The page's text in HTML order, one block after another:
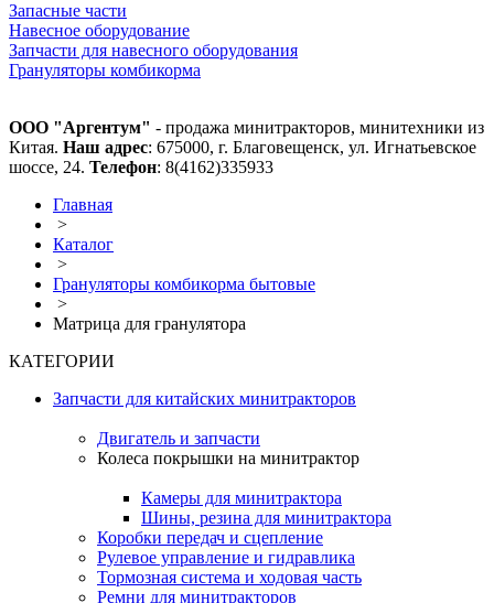
Запасные части
Навесное оборудование
Запчасти для навесного оборудования
Грануляторы комбикорма
ООО "Аргентум" - продажа минитракторов, минитехники из
Китая. Наш адрес: 675000, г. Благовещенск, ул. Игнатьевское
шоссе, 24. Телефон: 8(4162)335933
Главная
>
Каталог
>
Грануляторы комбикорма бытовые
>
Матрица для гранулятора
КАТЕГОРИИ
Запчасти для китайских минитракторов
Двигатель и запчасти
Колеса покрышки на минитрактор
Камеры для минитрактора
Шины, резина для минитрактора
Коробки передач и сцепление
Рулевое управление и гидравлика
Тормозная система и ходовая часть
Ремни для минитракторов